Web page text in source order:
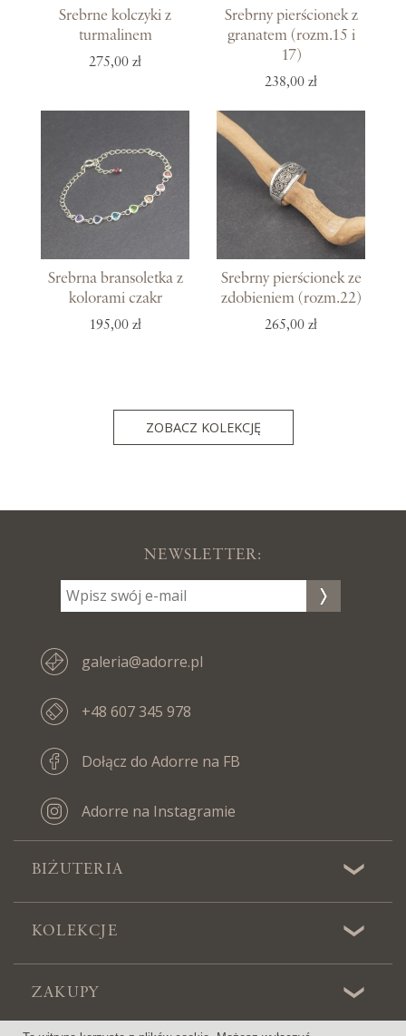
Srebrne kolczyki z
turmalinem
275,00 zł
Srebrny pierścionek z
granatem (rozm.15 i
17)
238,00 zł
Srebrna bransoletka z
kolorami czakr
195,00 zł
Srebrny pierścionek ze
zdobieniem (rozm.22)
265,00 zł
ZOBACZ KOLEKCJĘ
NEWSLETTER:
galeria@adorre.pl
+48 607 345 978
Dołącz do Adorre na FB
Adorre na Instagramie
BIŻUTERIA
KOLEKCJE
ZAKUPY